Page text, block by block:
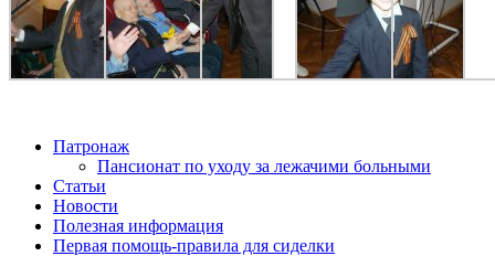
Патронаж
Пансионат по уходу за лежачими больными
Статьи
Новости
Полезная информация
Первая помощь-правила для сиделки